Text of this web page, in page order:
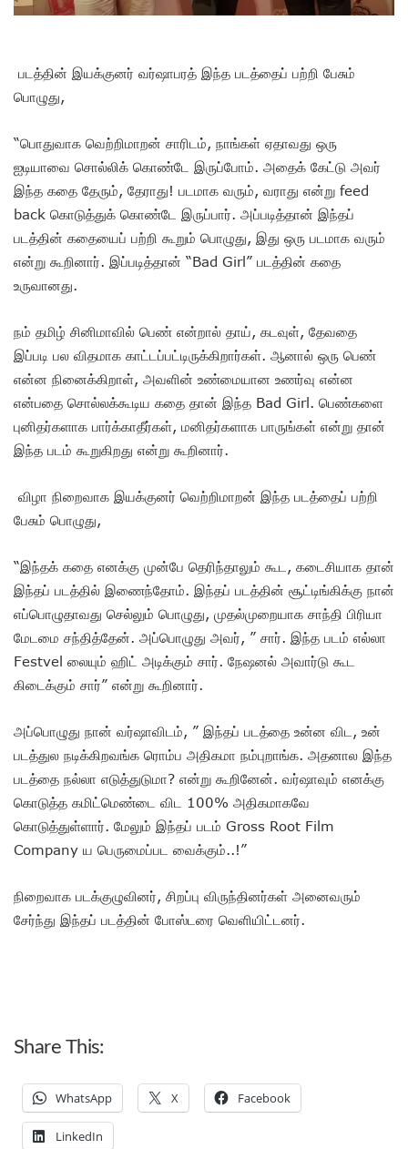
படத்தின் இயக்குனர் வர்ஷாபரத் இந்த படத்தைப் பற்றி பேசும்
பொழுது,
“பொதுவாக வெற்றிமாறன் சாரிடம், நாங்கள் ஏதாவது ஒரு
ஐடியாவை சொல்லிக் கொண்டே இருப்போம். அதைக் கேட்டு அவர்
இந்த கதை தேரும், தேராது! படமாக வரும், வராது என்று feed
back கொடுத்துக் கொண்டே இருப்பார். அப்படித்தான் இந்தப்
படத்தின் கதையைப் பற்றி கூறும் பொழுது, இது ஒரு படமாக வரும்
என்று கூறினார். இப்படித்தான் “Bad Girl” படத்தின் கதை
உருவானது.
நம் தமிழ் சினிமாவில் பெண் என்றால் தாய், கடவுள், தேவதை
இப்படி பல விதமாக காட்டப்பட்டிருக்கிறார்கள். ஆனால் ஒரு பெண்
என்ன நினைக்கிறாள், அவளின் உண்மையான உணர்வு என்ன
என்பதை சொல்லக்கூடிய கதை தான் இந்த Bad Girl. பெண்களை
புனிதர்களாக பார்க்காதீர்கள், மனிதர்களாக பாருங்கள் என்று தான்
இந்த படம் கூறுகிறது என்று கூறினார்.
விழா நிறைவாக இயக்குனர் வெற்றிமாறன் இந்த படத்தைப் பற்றி
பேசும் பொழுது,
“இந்தக் கதை எனக்கு முன்பே தெரிந்தாலும் கூட, கடைசியாக தான்
இந்தப் படத்தில் இணைந்தோம். இந்தப் படத்தின் சூட்டிங்கிக்கு நான்
எப்பொழுதாவது செல்லும் பொழுது, முதல்முறையாக சாந்தி பிரியா
மேடமை சந்தித்தேன். அப்பொழுது அவர், ” சார். இந்த படம் எல்லா
Festvel லையும் ஹிட் அடிக்கும் சார். நேஷனல் அவார்டு கூட
கிடைக்கும் சார்” என்று கூறினார்.
அப்பொழுது நான் வர்ஷாவிடம், ” இந்தப் படத்தை உன்ன விட, உன்
படத்துல நடிக்கிறவங்க ரொம்ப அதிகமா நம்புறாங்க. அதனால இந்த
படத்தை நல்லா எடுத்துடுமா? என்று கூறினேன். வர்ஷாவும் எனக்கு
கொடுத்த கமிட்மெண்டை விட 100% அதிகமாகவே
கொடுத்துள்ளார். மேலும் இந்தப் படம் Gross Root Film
Company ய பெருமைப்பட வைக்கும்..!”
நிறைவாக படக்குழுவினர், சிறப்பு விருந்தினர்கள் அனைவரும்
சேர்ந்து இந்தப் படத்தின் போஸ்டரை வெளியிட்டனர்.
Share This:
WhatsApp X Facebook
LinkedIn